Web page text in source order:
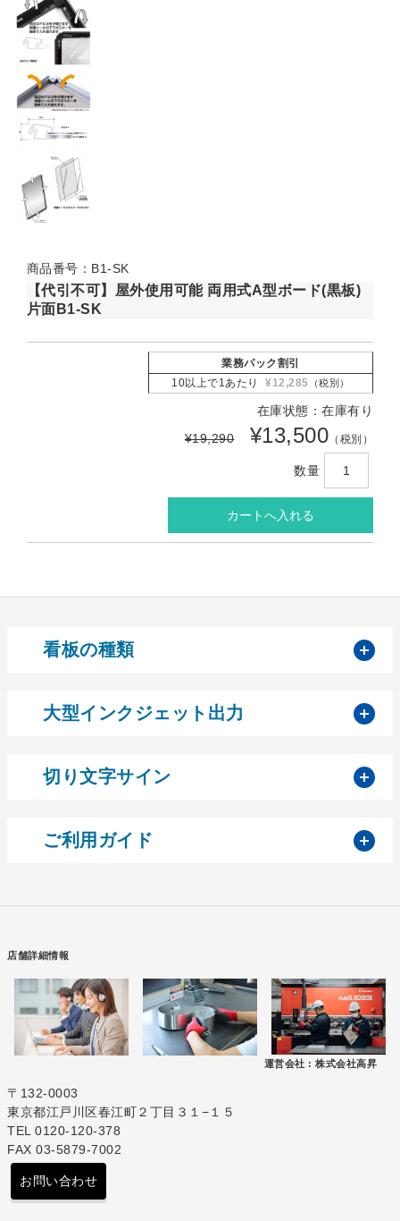
商品番号：B1-SK
【代引不可】屋外使用可能 両用式A型ボード(黒板)
片面B1-SK
業務パック割引
10以上で1あたり
¥12,285 （税別）
在庫状態：在庫有り
¥19,290
¥13,500 （税別）
数量
看板の種類
大型インクジェット出力
切り文字サイン
ご利用ガイド
店舗詳細情報
運営会社 : 株式会社高昇
〒132-0003
東京都江戸川区春江町２丁目３１−１５
TEL 0120-120-378
FAX 03-5879-7002
お問い合わせ